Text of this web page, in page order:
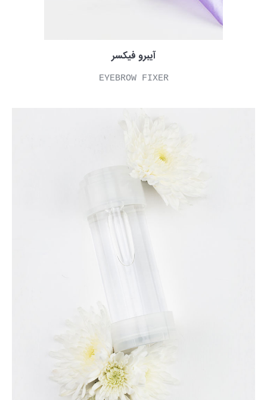
آیبرو فیکسر
EYEBROW FIXER